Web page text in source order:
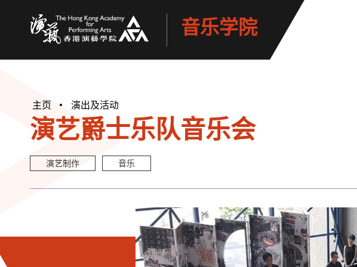
音乐学院
主页 演出及活动
演艺爵士乐队音乐会
演艺制作 音乐